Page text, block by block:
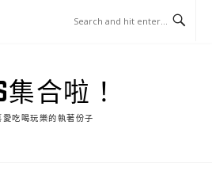
集合啦！
愛吃喝玩樂的執著份子